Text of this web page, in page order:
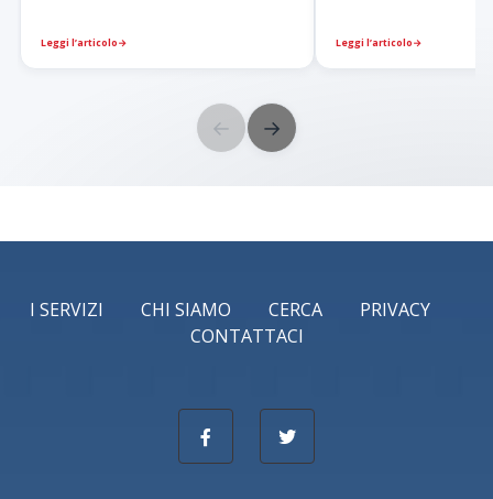
Leggi l’articolo→ Leggi l’articolo→
← →
I SERVIZI CHI SIAMO CERCA
PRIVACY
CONTATTACI